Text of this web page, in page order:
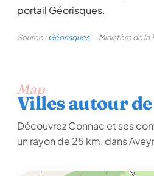
portail Géorisques.
Source :Géorisques— Ministère de la
Map
Villes autour
Découvrez Connac et ses
un rayon de 25 km, dans